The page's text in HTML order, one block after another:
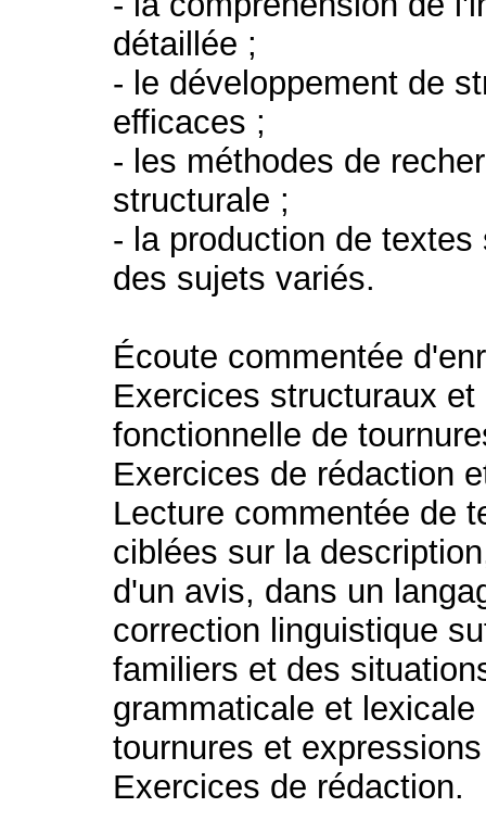
détaillée ;
- le développement de
efficaces ;
- les méthodes de
structurale ;
- la production de textes
des sujets variés.
Écoute commentée
Exercices structuraux
fonctionnelle de
Exercices de rédaction
Lecture commentée de
ciblées sur la
d'un avis, dans un
correction linguistique
familiers et des
grammaticale et
tournures et
Exercices de rédaction.